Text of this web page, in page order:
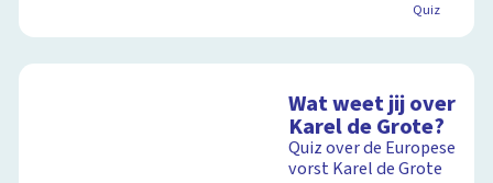
Quiz
Wat weet jij over
Karel de Grote?
Quiz over de Europese
vorst Karel de Grote